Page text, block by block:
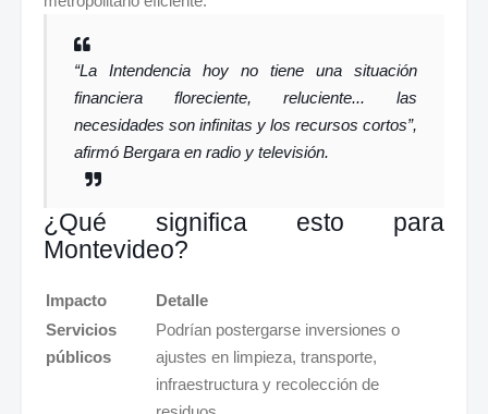
“La Intendencia hoy no tiene una situación
financiera floreciente, reluciente... las
necesidades son infinitas y los recursos cortos”,
afirmó Bergara en radio y televisión.
¿Qué significa esto para
Montevideo?
Impacto
Detalle
Servicios
públicos
Podrían postergarse inversiones o
ajustes en limpieza, transporte,
infraestructura y recolección de